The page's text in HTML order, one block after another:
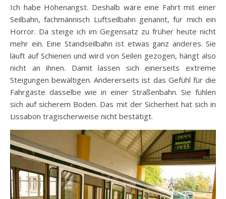
Ich habe Höhenangst. Deshalb wäre eine Fahrt mit einer
Seilbahn, fachmännisch Luftseilbahn genannt, für mich ein
Horror. Da steige ich im Gegensatz zu früher heute nicht
mehr ein. Eine Standseilbahn ist etwas ganz anderes. Sie
läuft auf Schienen und wird von Seilen gezogen, hängt also
nicht an ihnen. Damit lassen sich einerseits extreme
Steigungen bewältigen. Andererseits ist das Gefühl für die
Fahrgäste dasselbe wie in einer Straßenbahn. Sie fühlen
sich auf sicherem Boden. Das mit der Sicherheit hat sich in
Lissabon tragischerweise nicht bestätigt.